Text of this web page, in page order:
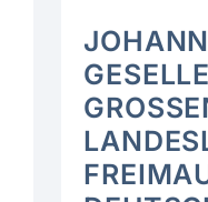
GROSSEN